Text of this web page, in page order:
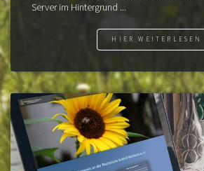
Server im Hintergrund ...
HIER WEITERLESEN